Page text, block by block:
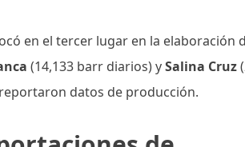
en el tercer lugar en la elaboración
(14,133 barr diarios) ySalina Cruz
datos de producción.